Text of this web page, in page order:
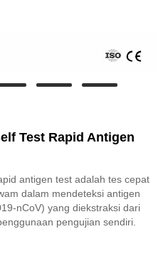
Test Rapid Antigen
antigen test adalah tes cepat
dalam mendeteksi antigen
nCoV) yang diekstraksi dari
pengujian sendiri.